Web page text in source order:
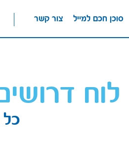
צור קשר סוכן חכם למייל
לוח